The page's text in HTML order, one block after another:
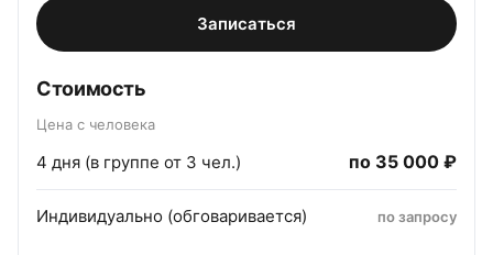
Записаться
Стоимость
Цена с человека
4 дня (в группе от 3 чел.) по 35 000 ₽
Индивидуально (обговаривается) по запросу